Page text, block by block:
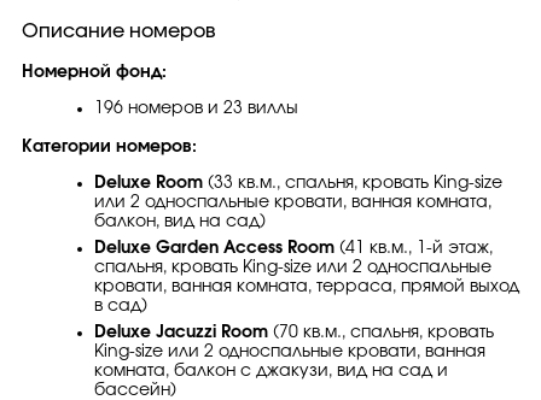
Описание номеров
Номерной фонд:
196 номеров и 23 виллы
Категории номеров:
Deluxe Room (33 кв.м., спальня, кровать King-size
или 2 односпальные кровати, ванная комната,
балкон, вид на сад)
Deluxe Garden Access Room (41 кв.м., 1-й этаж,
спальня, кровать King-size или 2 односпальные
кровати, ванная комната, терраса, прямой выход
в сад)
Deluxe Jacuzzi Room (70 кв.м., спальня, кровать
King-size или 2 односпальные кровати, ванная
комната, балкон с джакузи, вид на сад и
бассейн)